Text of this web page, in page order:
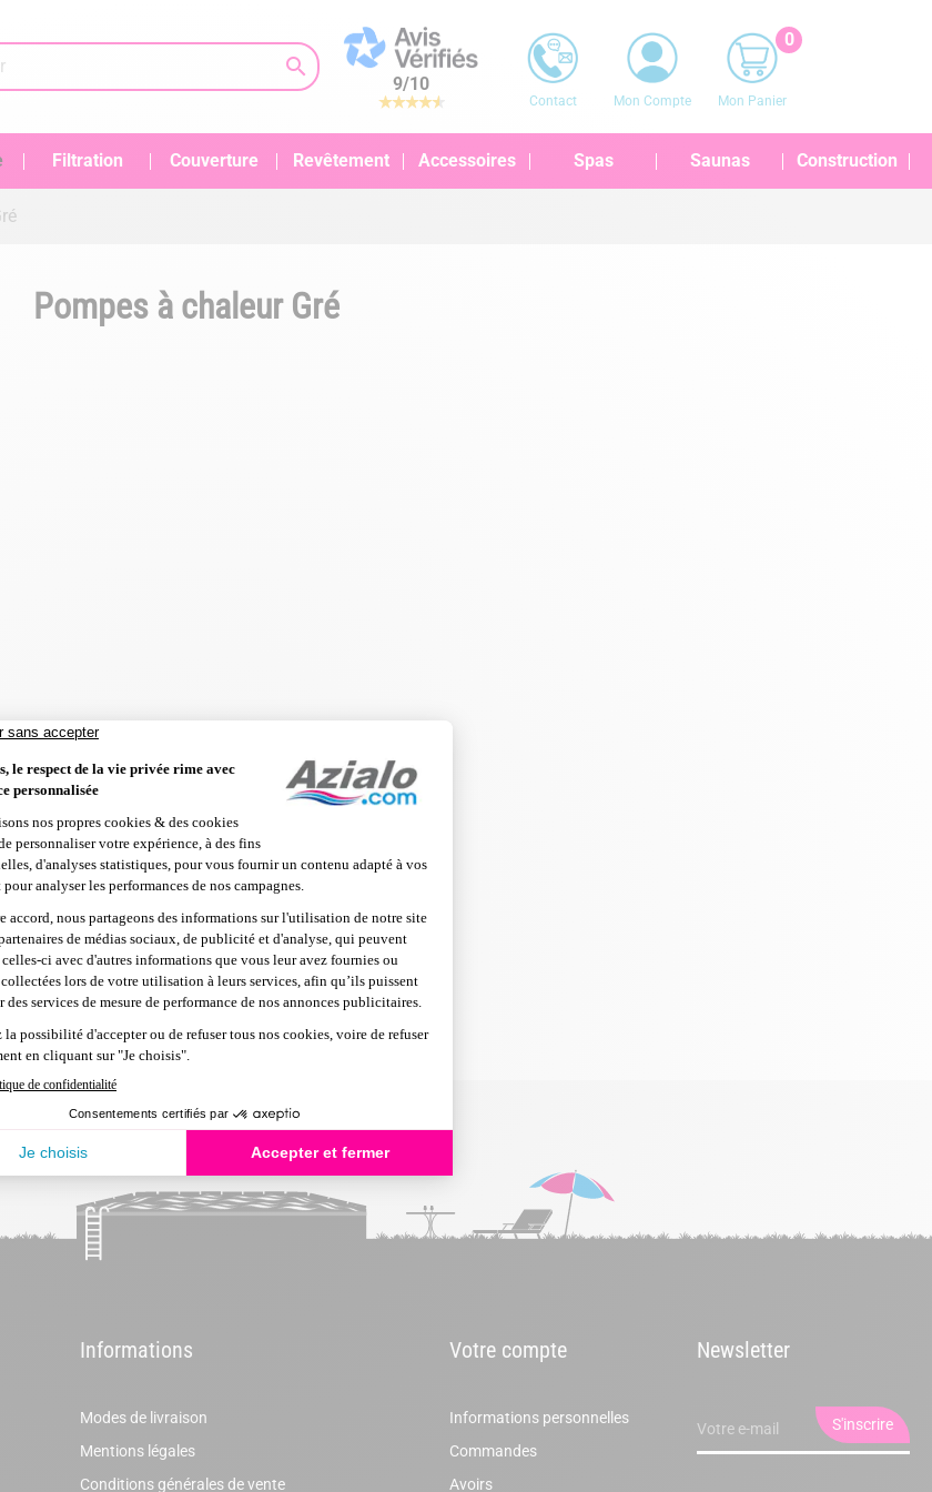

9/10
Contact Mon Compte
0
Mon Panier
Filtration Couverture Revêtement Accessoires Spas Saunas Construction
Pompes à chaleur Gré
Informations
Modes de livraison
Mentions légales
Conditions générales de vente
Votre compte
Informations personnelles
Commandes
Avoirs
Newsletter